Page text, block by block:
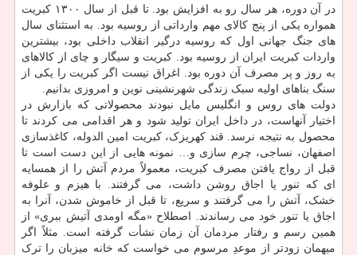
در آن دوره، هر سال رو به افزایش بود. تا قبل از سال ۱۳۰۰ کبریت
همواره یکی از پنج کالای مهم وارداتی از روسیه بود. به استثنای سال
های جنگ جهانی اول که روسیه درگیر انقلاب داخلی بود، بیشترین
واردات کبریت ایران از روسیه بود. کبریت و سیگار و چای از کالاهای
به روز و پر مصرف آن دوره بود. اغراق نیست اگر کبریت را یکی از
سنگ بناهای اولیه سبک زندگی شهرنشینی نوین و امروزی بدانیم.
دولت های روس و انگلیس مایل نبودند محصولاتی که بازارش در
اختیار آنهاست، در داخل ایران تولید شود و هر اقدامی می کردند تا
محصول به نتیجه نرسد. قند کهریزک، کبریت امین الدوله، کاغذسازی
اصفهان، نساجی، چرم سازی و… نمونه هایی از این دست است تا
قبل از رواج یافتن مصرف کبریت، معمولاً مردم آتش را از همسایه
ای که تنور یا اجاق روشن داشت، می گرفتند. با هیزم و علوفه
خشک، آتش را می گرفتند و سریع، تا قبل از خاموش شدن، آنرا به
اجاق یا تنور خود می رساندند. اصطلاح «مگه اومدی آتیش ببری» از
همین رسم و رفتار مردمان آن زمان نشأت گرفته است. مثلاً اگر
میهمان زودتر از موعدِ مرسوم می خواست که خانه میزبان را ترک